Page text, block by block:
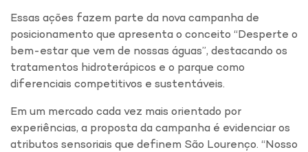
Essas ações fazem parte da nova campanha de
posicionamento que apresenta o conceito “Desperte o
bem-estar que vem de nossas águas”, destacando os
tratamentos hidroterápicos e o parque como
diferenciais competitivos e sustentáveis.
Em um mercado cada vez mais orientado por
experiências, a proposta da campanha é evidenciar os
atributos sensoriais que definem São Lourenço. “Nosso